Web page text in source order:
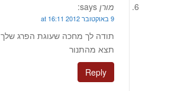
מורן says:
9 באוקטובר 2012 at 16:11
תודה לך מחכה שעוגת הפרג שלך
תצא מהתנור
Reply